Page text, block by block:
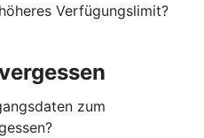
Verfügungslimit?
zum